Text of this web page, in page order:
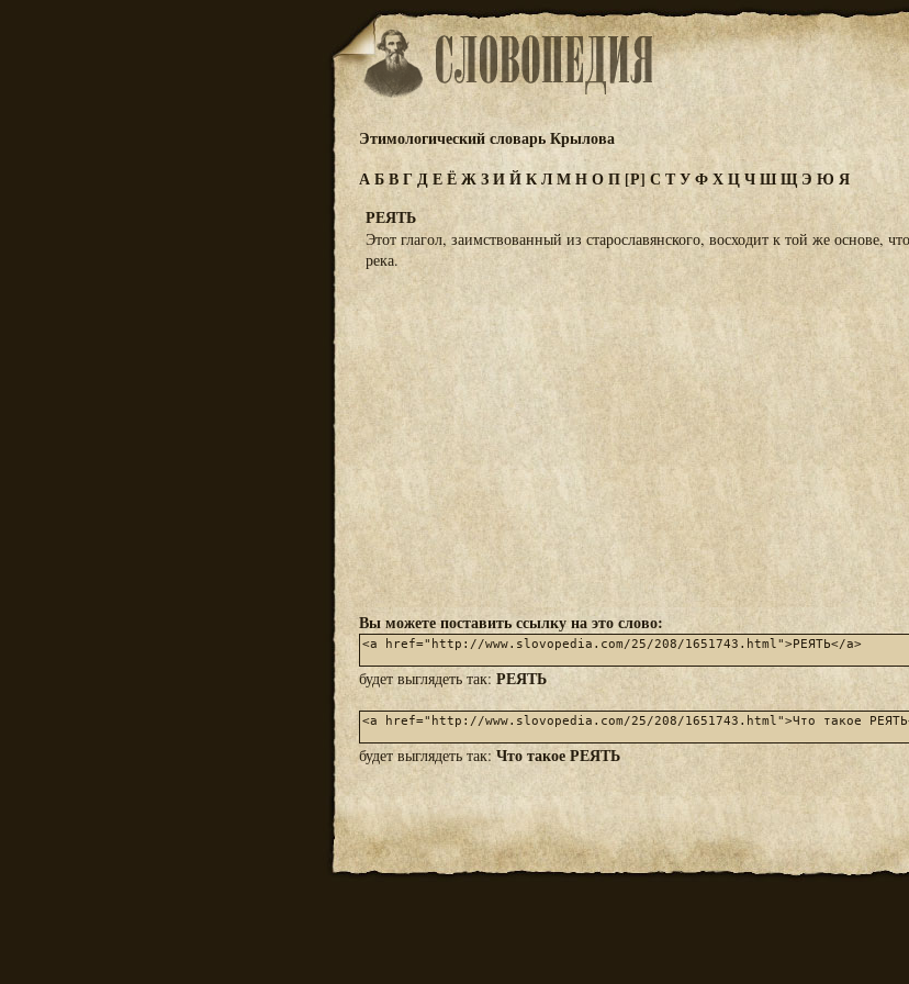
Этимологический словарь Крылова
АБВГДЕЁЖЗИЙКЛМНОП[Р] СТУФХЦЧШЩ ЭЮ Я
РЕЯТЬ
Этот глагол, заимствованный из старославянского, восходит к той же основе,
река.
Вы можете поставить ссылку на это слово:
будет выглядеть так: РЕЯТЬ
будет выглядеть так:Что такое РЕЯТЬ